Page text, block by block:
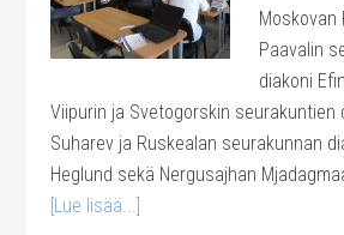
Moskovan
Paavalin
diakoni
Viipurin ja Svetogorskin seurakuntien
Suharev ja Ruskealan seurakunnan
Heglund sekä Nergusajhan
[Lue lisää...]